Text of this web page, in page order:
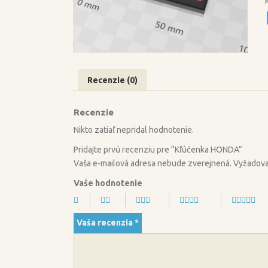
Recenzie (0)
Recenzie
Nikto zatiaľ nepridal hodnotenie.
Pridajte prvú recenziu pre “Kľúčenka HONDA”
Vaša e-mailová adresa nebude zverejnená.
Vaše hodnotenie
Vaša recenzia *